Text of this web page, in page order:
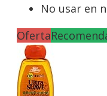
No usar en
Oferta